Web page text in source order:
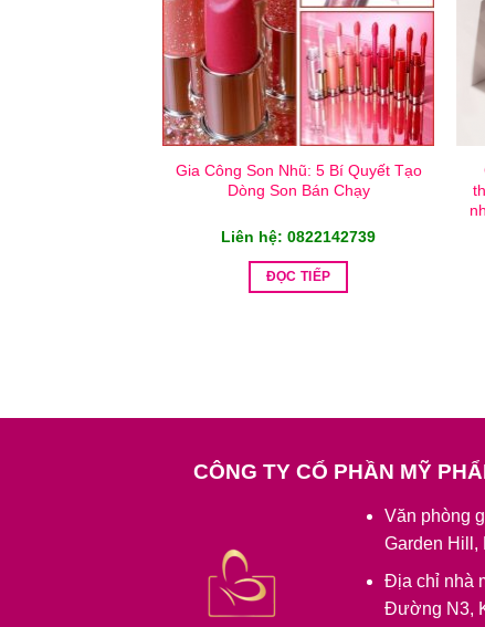
Gia Công Son Nhũ: 5 Bí Quyết Tạo
Dòng Son Bán Chạy
Liên hệ: 0822142739
ĐỌC TIẾP
CÔNG TY CỔ PHẦN MỸ
Văn phòng
Garden Hill,
Địa chỉ nhà
Đường N3,